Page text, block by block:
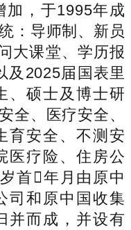
加，于1995年成
：导师制、新员
大课堂、学历报
及2025届国表里
、硕士及博士研
全、医疗安全、
育安全、不测安
医疗险、住房公
首年月由原中
司和原中国收集
并而成，并设有